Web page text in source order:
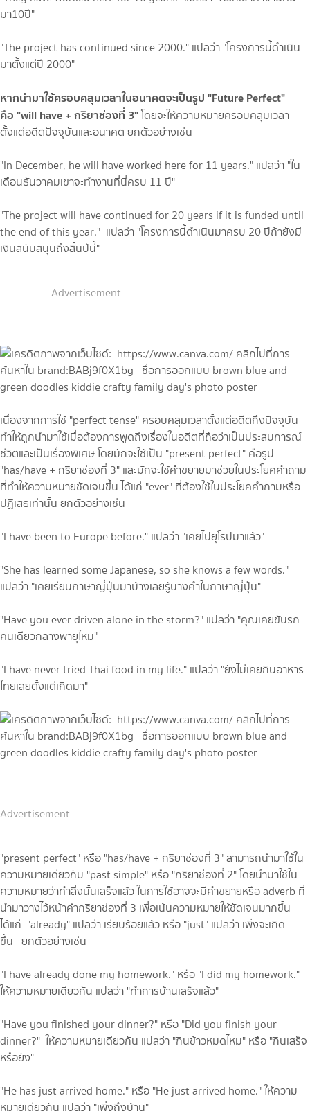
มา10ปี"
"The project has continued since 2000." แปลว่า "โครงการนี้ดำเนิน
มาตั้งแต่ปี 2000"
หากนำมาใช้ครอบคลุมเวลาในอนาคตจะเป็นรูป "Future Perfect"
คือ "will have + กริยาช่องที่ 3"โดยจะให้ความหมายครอบคลุมเวลา
ตั้งแต่อดีตปัจจุบันและอนาคต ยกตัวอย่างเช่น
"In December, he will have worked here for 11 years." แปลว่า "ใน
เดือนธันวาคมเขาจะทำงานที่นี่ครบ 11 ปี"
"The project will have continued for 20 years if it is funded until
the end of this year." แปลว่า "โครงการนี้ดำเนินมาครบ 20 ปีถ้ายังมี
เงินสนับสนุนถึงสิ้นปีนี้"
Advertisement
เนื่องจากการใช้ "perfect tense" ครอบคลุมเวลาตั้งแต่อดีตกึงปัจจุบัน
ทำให้ถูกนำมาใช้เมื่อต้องการพูดถึงเรื่องในอดีตที่ถือว่าเป็นประสบการณ์
ชีวิตและเป็นเรื่องพิเศษ โดยมักจะใช้เป็น "present perfect" คือรูป
"has/have + กริยาช่องที่ 3" และมักจะใช้คำขยายมาช่วยในประโยคคำถาม
ที่ทำให้ความหมายชัดเจนขึ้น ได้แก่ "ever" ที่ต้องใช้ในประโยคคำถามหรือ
ปฏิเสธเท่านั้น ยกตัวอย่างเช่น
"I have been to Europe before." แปลว่า "เคยไปยุโรปมาแล้ว"
"She has learned some Japanese, so she knows a few words."
แปลว่า "เคยเรียนภาษาญี่ปุ่นมาบ้างเลยรู้บางคำในภาษาญี่ปุ่น"
"Have you ever driven alone in the storm?" แปลว่า "คุณเคยขับรถ
คนเดียวกลางพายุไหม"
"I have never tried Thai food in my life." แปลว่า "ยังไม่เคยกินอาหาร
ไทยเลยตั้งแต่เกิดมา"
Advertisement
"present perfect" หรือ "has/have + กริยาช่องที่ 3" สามารถนำมาใช้ใน
ความหมายเดียวกับ "past simple" หรือ "กริยาช่องที่ 2" โดยนำมาใช้ใน
ความหมายว่าทำสิ่งนั้นเสร็จแล้ว ในการใช้อาจจะมีคำขยายหรือ adverb ที่
นำมาวางไว้หน้าคำกริยาช่องที่ 3 เพื่อเน้นความหมายให้ชัดเจนมากขึ้น
ได้แก่ "already" แปลว่า เรียบร้อยแล้ว หรือ "just" แปลว่า เพิ่งจะเกิด
ขึ้น ยกตัวอย่างเช่น
"I have already done my homework." หรือ "I did my homework."
ให้ความหมายเดียวกัน แปลว่า "ทำการบ้านเสร็จแล้ว"
"Have you finished your dinner?" หรือ "Did you finish your
dinner?" ให้ความหมายเดียวกัน แปลว่า "กินข้าวหมดไหม" หรือ "กินเสร็จ
หรือยัง"
"He has just arrived home." หรือ "He just arrived home." ให้ความ
หมายเดียวกัน แปลว่า "เพิ่งถึงบ้าน"